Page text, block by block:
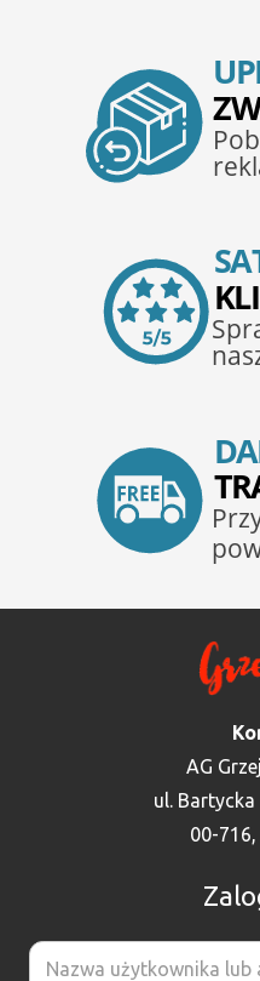
AG
ul.
00-